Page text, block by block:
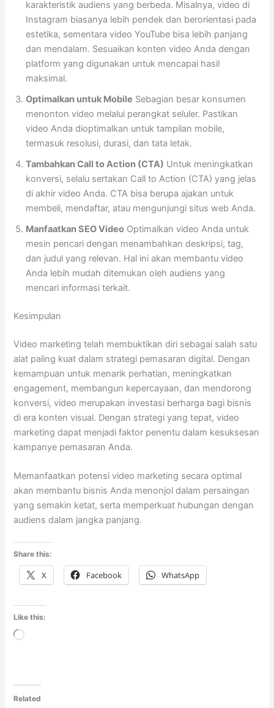
karakteristik audiens yang berbeda. Misalnya, video di
Instagram biasanya lebih pendek dan berorientasi pada
estetika, sementara video YouTube bisa lebih panjang
dan mendalam. Sesuaikan konten video Anda dengan
platform yang digunakan untuk mencapai hasil
maksimal.
Optimalkan untuk Mobile Sebagian besar konsumen
menonton video melalui perangkat seluler. Pastikan
video Anda dioptimalkan untuk tampilan mobile,
termasuk resolusi, durasi, dan tata letak.
Tambahkan Call to Action (CTA) Untuk meningkatkan
konversi, selalu sertakan Call to Action (CTA) yang jelas
di akhir video Anda. CTA bisa berupa ajakan untuk
membeli, mendaftar, atau mengunjungi situs web Anda.
Manfaatkan SEO Video Optimalkan video Anda untuk
mesin pencari dengan menambahkan deskripsi, tag,
dan judul yang relevan. Hal ini akan membantu video
Anda lebih mudah ditemukan oleh audiens yang
mencari informasi terkait.
Kesimpulan
Video marketing telah membuktikan diri sebagai salah satu
alat paling kuat dalam strategi pemasaran digital. Dengan
kemampuan untuk menarik perhatian, meningkatkan
engagement, membangun kepercayaan, dan mendorong
konversi, video merupakan investasi berharga bagi bisnis
di era konten visual. Dengan strategi yang tepat, video
marketing dapat menjadi faktor penentu dalam kesuksesan
kampanye pemasaran Anda.
Memanfaatkan potensi video marketing secara optimal
akan membantu bisnis Anda menonjol dalam persaingan
yang semakin ketat, serta memperkuat hubungan dengan
audiens dalam jangka panjang.
Share this:
X Facebook WhatsApp
Like this:
Loading…
Related